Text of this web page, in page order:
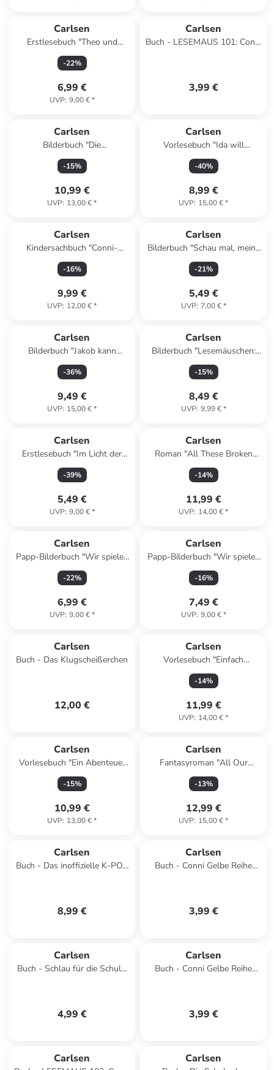
Carlsen
Erstlesebuch "Theo und
Marlen auf der Insel"
-22%
6,99 €
UVP: 9,00 €*
Carlsen
Buch - LESEMAUS 101: Conni
3,99 €
Carlsen
Bilderbuch "Die
Weihnachtsgeschichte mit
Waldemar"
-15%
10,99 €
UVP: 13,00 €*
Carlsen
Vorlesebuch "Ida will
schlafen"
-40%
8,99 €
UVP: 15,00 €*
Carlsen
Kindersachbuch "Conni-
Themenbuch: Das große
Conni-Umwelt"
-16%
9,99 €
UVP: 12,00 €*
Carlsen
Bilderbuch "Schau mal, meine
bunten Spielsachen"
-21%
5,49 €
UVP: 7,00 €*
Carlsen
Bilderbuch "Jakob kann
zaubern"
-36%
9,49 €
UVP: 15,00 €*
Carlsen
Bilderbuch "Lesemäuschen:
Zehn kleine Zappelmänner
und noch mehr Fingerspiele"
-15%
8,49 €
UVP: 9,99 €*
Carlsen
Erstlesebuch "Im Licht der
Zauberkugel: Der Dschuha
und der Eselritt"
-39%
5,49 €
UVP: 9,00 €*
Carlsen
Roman "All These Broken
Strings"
-14%
11,99 €
UVP: 14,00 €*
Carlsen
Papp-Bilderbuch "Wir spielen
Einkaufen: Buchhandlung"
-22%
6,99 €
UVP: 9,00 €*
Carlsen
Papp-Bilderbuch "Wir spielen
Einkaufen: Bäckerei"
-16%
7,49 €
UVP: 9,00 €*
Carlsen
Buch - Das Klugscheißerchen
12,00 €
Carlsen
Vorlesebuch "Einfach
buddeln!"
-14%
11,99 €
UVP: 14,00 €*
Carlsen
Vorlesebuch "Ein Abenteuer
mit Nina und Milo"
-15%
10,99 €
UVP: 13,00 €*
Carlsen
Fantasyroman "All Our
Hidden Gifts - Die Kraft der
Tal"
-13%
12,99 €
UVP: 15,00 €*
Carlsen
Buch - Das inoffizielle K-POP
8,99 €
Carlsen
Buch - Conni Gelbe Reihe
3,99 €
Carlsen
Buch - Schlau für die Schule:
4,99 €
Carlsen
Buch - Conni Gelbe Reihe
3,99 €
Carlsen Carlsen